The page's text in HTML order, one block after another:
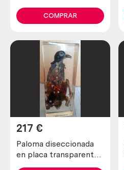
córneos.COMPRAR
Paloma diseccionada
en placa transparente.
217 €